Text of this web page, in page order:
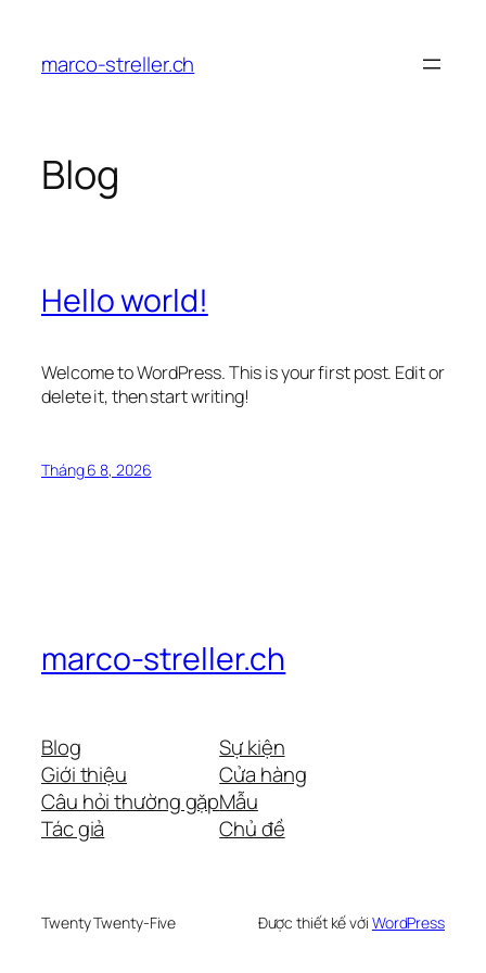
phầnmarco-streller.ch
Blog
Hello world!
Welcome to WordPress. This is your first post. Edit or
delete it, then start writing!
Tháng 6 8, 2026
marco-streller.ch
Blog
Giới thiệu
Câu hỏi thường gặp
Tác giả
Sự kiện
Cửa hàng
Mẫu
Chủ đề
Twenty Twenty-Five Được thiết kế với WordPress